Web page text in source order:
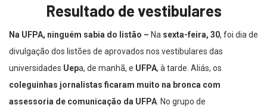
Resultado de vestibulares
Na UFPA, ninguém sabia do listão – Na sexta-feira, 30, foi dia de
divulgação dos listões de aprovados nos vestibulares das
universidades Uepa, de manhã, e UFPA, à tarde. Aliás, os
coleguinhas jornalistas ficaram muito na bronca com
assessoria de comunicação da UFPA . No grupo de